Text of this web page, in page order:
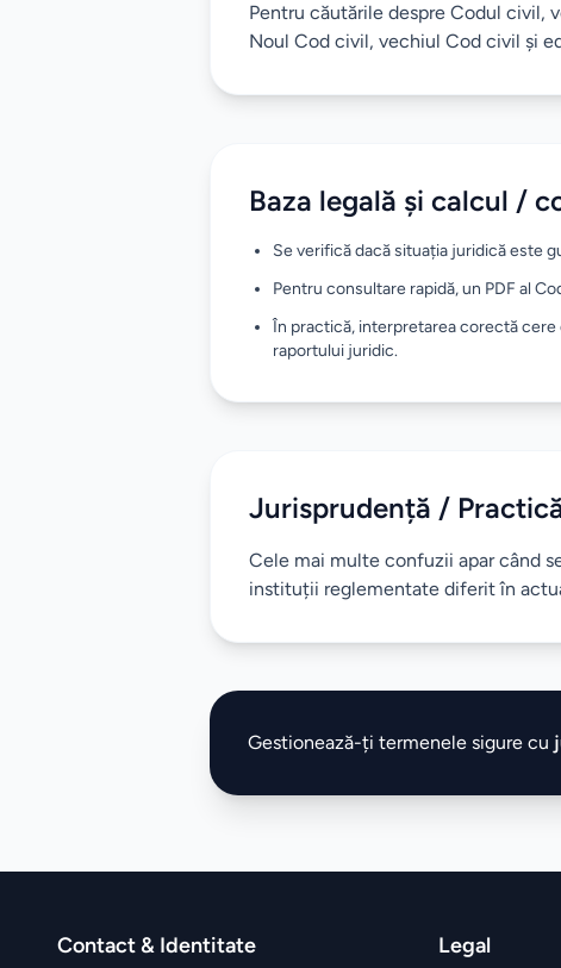
Pentru căutările despre Codul civil,
Noul Cod civil, vechiul Cod civil și
Baza legală și calcul /
Se verifică dacă situația juridică este
Pentru consultare rapidă, un PDF al
În practică, interpretarea corectă
raportului juridic.
Jurisprudență /
Cele mai multe confuzii apar când
instituții reglementate diferit în
Gestionează-ți termenele sigure cu
Contact & Identitate Legal